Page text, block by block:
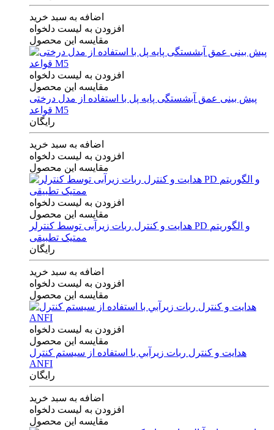
اضافه به سبد خرید
افزودن به لیست دلخواه
مقایسه این محصول
افزودن به لیست دلخواه
مقایسه این محصول
پیش بینی عمق آبشستگی پایه پل با استفاده از مدل درختی
قواعد M5
رایگان
اضافه به سبد خرید
افزودن به لیست دلخواه
مقایسه این محصول
افزودن به لیست دلخواه
مقایسه این محصول
هدایت و کنترل ربات زیرآبی توسط کنترلر PD و الگوریتم
ممتیک تطبیقی
رایگان
اضافه به سبد خرید
افزودن به لیست دلخواه
مقایسه این محصول
افزودن به لیست دلخواه
مقایسه این محصول
هدايت و كنترل ربات زيرآبي با استفاده از سيستم كنترل
ANFI
رایگان
اضافه به سبد خرید
افزودن به لیست دلخواه
مقایسه این محصول